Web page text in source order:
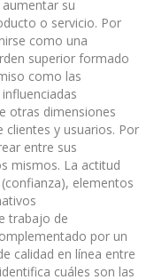
su
o servicio. Por
como una
superior formado
como las
otras dimensiones
clientes y usuarios. Por
entre sus
mismos. La actitud
elementos
trabajo de
por un
calidad en línea entre
cuáles son las